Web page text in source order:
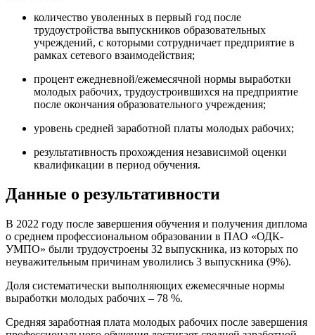
количество уволенных в первый год после
трудоустройства выпускников образовательных
учреждений, с которыми сотрудничает предприятие в
рамках сетевого взаимодействия;
процент ежедневной/ежемесячной нормы выработки
молодых рабочих, трудоустроившихся на предприятие
после окончания образовательного учреждения;
уровень средней заработной платы молодых рабочих;
результативность прохождения независимой оценки
квалификации в период обучения.
Данные о результативности
В 2022 году после завершения обучения и получения диплома
о среднем профессиональном образовании в ПАО «ОДК-
УМПО» были трудоустроены 32 выпускника, из которых по
неуважительным причинам уволились 3 выпускника (9%).
Доля систематически выполняющих ежемесячные нормы
выработки молодых рабочих – 78 %.
Средняя заработная плата молодых рабочих после завершения